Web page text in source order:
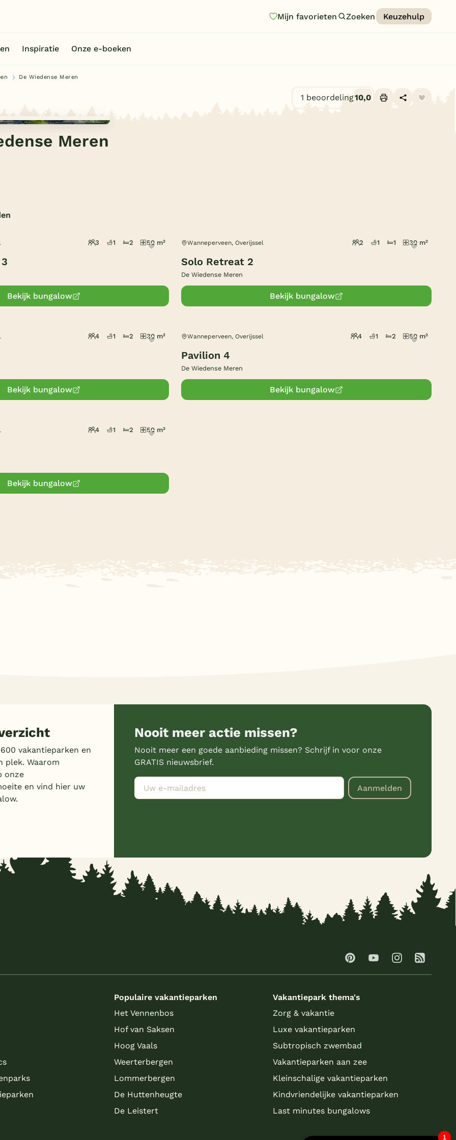
Mijn favorieten Zoeken Keuzehulp
Inspiratie Onze e-boeken
Indoor speeltuin
Keuzehulp
Bestemmingen
Nederland
De Wiedense Meren
1 beoordeling10,0
Meren
3 1 2 50 m²
Bekijk bungalow
Wanneperveen, Overijssel 2 1 1 30 m²
Solo Retreat 2
De Wiedense Meren
Bekijk bungalow
4 1 2 30 m²
Bekijk bungalow
Wanneperveen, Overijssel 4 1 2 50 m²
Pavilion 4
De Wiedense Meren
Bekijk bungalow
4 1 2 50 m²
Bekijk bungalow
vakantieparken en
plek. Waarom
onze
en vind hier uw
Nooit meer actie missen?
Nooit meer een goede aanbieding missen? Schrijf in voor onze
GRATIS nieuwsbrief.
Aanmelden
Populaire vakantieparken
Het Vennenbos
Hof van Saksen
Hoog Vaals
Weerterbergen
Lommerbergen
De Huttenheugte
De Leistert
Vakantiepark thema's
Zorg & vakantie
Luxe vakantieparken
Subtropisch zwembad
Vakantieparken aan zee
Kleinschalige vakantieparken
Kindvriendelijke vakantieparken
Last minutes bungalows